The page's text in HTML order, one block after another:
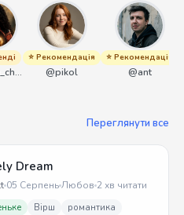
@uliana_chernenko
⭐ Рекомендація
@pikol
⭐ Рекомендація
@ant
Переглянути все
Dream
05 СерпеньЛюбов 2 хв читати
Вірш романтика